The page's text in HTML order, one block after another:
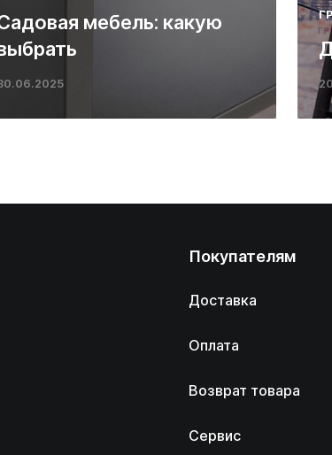
мебель: какую
Покупателям
Доставка
Оплата
Возврат товара
Сервис